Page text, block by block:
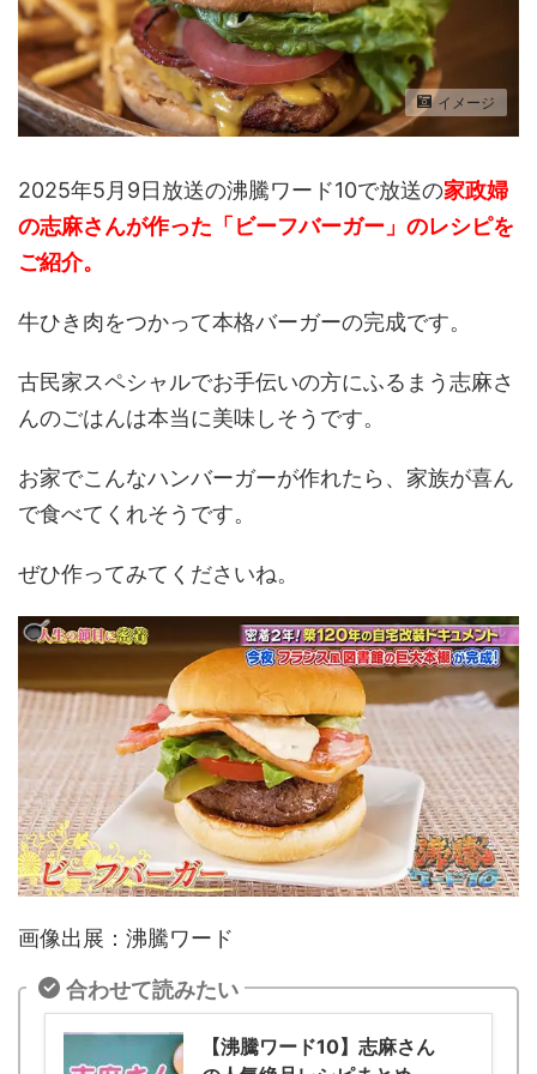
イメージ
2025年5月9日放送の沸騰ワード10で放送の家政婦
の志麻さんが作った「ビーフバーガー」のレシピを
ご紹介。
牛ひき肉をつかって本格バーガーの完成です。
古民家スペシャルでお手伝いの方にふるまう志麻さ
んのごはんは本当に美味しそうです。
お家でこんなハンバーガーが作れたら、家族が喜ん
で食べてくれそうです。
ぜひ作ってみてくださいね。
画像出展：沸騰ワード
合わせて読みたい
【沸騰ワード10】志麻さん